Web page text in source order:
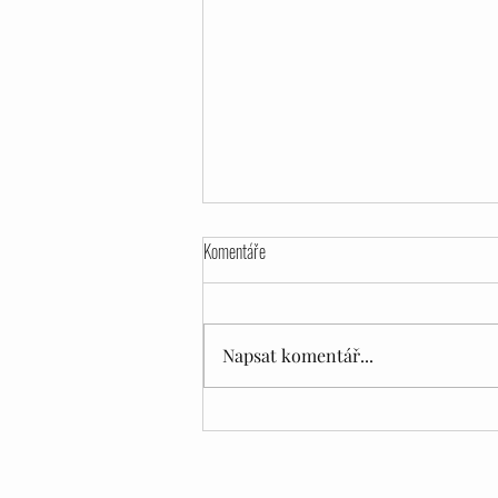
VENUŠINA CESTA aneb chemie či
Komentáře
Napsat komentář...